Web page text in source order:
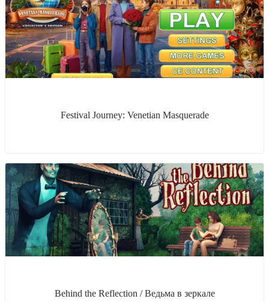
Festival Journey: Venetian Masquerade
Behind the Reflection / Ведьма в зеркале